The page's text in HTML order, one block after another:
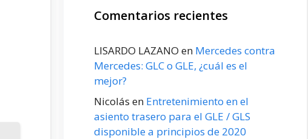
Comentarios recientes
LISARDO LAZANO en Mercedes contra
Mercedes: GLC o GLE, ¿cuál es el
mejor?
Nicolás en Entretenimiento en el
asiento trasero para el GLE / GLS
disponible a principios de 2020